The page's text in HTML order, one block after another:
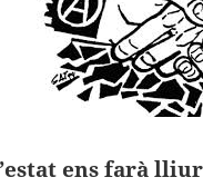
ens farà